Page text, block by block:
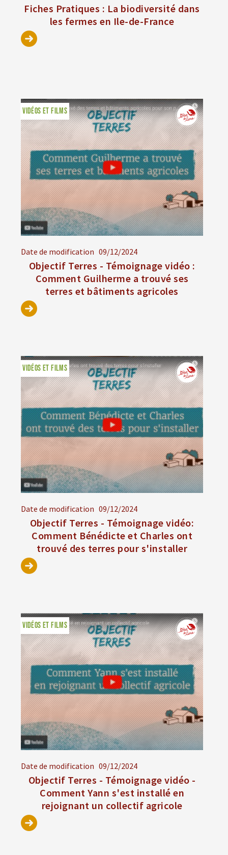
Fiches Pratiques : La biodiversité dans
les fermes en Ile-de-France
Date de modification 09/12/2024
Objectif Terres - Témoignage vidéo :
Comment Guilherme a trouvé ses
terres et bâtiments agricoles
VIDÉOS ET FILMS
Date de modification 09/12/2024
Objectif Terres - Témoignage vidéo:
Comment Bénédicte et Charles ont
trouvé des terres pour s'installer
VIDÉOS ET FILMS
Date de modification 09/12/2024
Objectif Terres - Témoignage vidéo -
Comment Yann s'est installé en
rejoignant un collectif agricole
VIDÉOS ET FILMS